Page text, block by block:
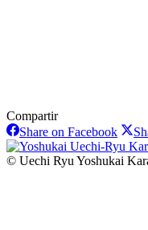
Compartir
Share on FacebookShare
on
© Uechi Ryu Yoshukai